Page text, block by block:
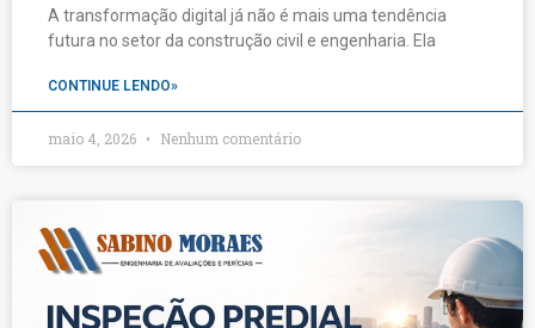
A transformação digital já não é mais uma tendência
futura no setor da construção civil e engenharia. Ela
CONTINUE LENDO»
maio 4, 2026 Nenhum comentário